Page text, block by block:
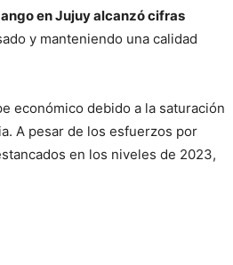
en Jujuy alcanzó cifras
y manteniendo una calidad
económico debido a la saturación
A pesar de los esfuerzos por
en los niveles de 2023,